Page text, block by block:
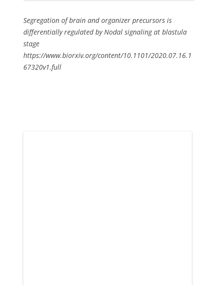
Segregation of brain and organizer precursors is
differentially regulated by Nodal signaling at blastula
stage
https://www.biorxiv.org/content/10.1101/2020.07.16.1
67320v1.full